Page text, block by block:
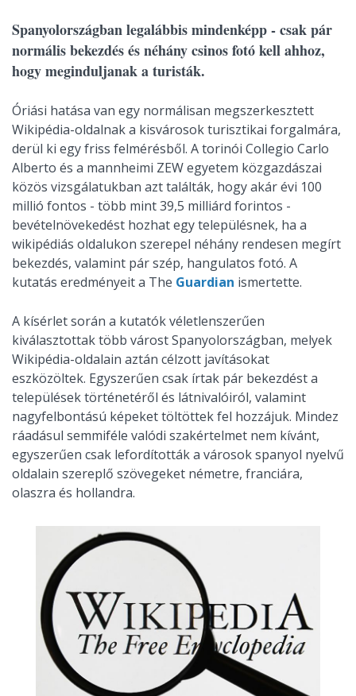
Spanyolországban legalábbis mindenképp - csak pár
normális bekezdés és néhány csinos fotó kell ahhoz,
hogy meginduljanak a turisták.
Óriási hatása van egy normálisan megszerkesztett
Wikipédia-oldalnak a kisvárosok turisztikai forgalmára,
derül ki egy friss felmérésből. A torinói Collegio Carlo
Alberto és a mannheimi ZEW egyetem közgazdászai
közös vizsgálatukban azt találták, hogy akár évi 100
millió fontos - több mint 39,5 milliárd forintos -
bevételnövekedést hozhat egy településnek, ha a
wikipédiás oldalukon szerepel néhány rendesen megírt
bekezdés, valamint pár szép, hangulatos fotó. A
kutatás eredményeit a The Guardian ismertette.
A kísérlet során a kutatók véletlenszerűen
kiválasztottak több várost Spanyolországban, melyek
Wikipédia-oldalain aztán célzott javításokat
eszközöltek. Egyszerűen csak írtak pár bekezdést a
települések történetéről és látnivalóiról, valamint
nagyfelbontású képeket töltöttek fel hozzájuk. Mindez
ráadásul semmiféle valódi szakértelmet nem kívánt,
egyszerűen csak lefordították a városok spanyol nyelvű
oldalain szereplő szövegeket németre, franciára,
olaszra és hollandra.